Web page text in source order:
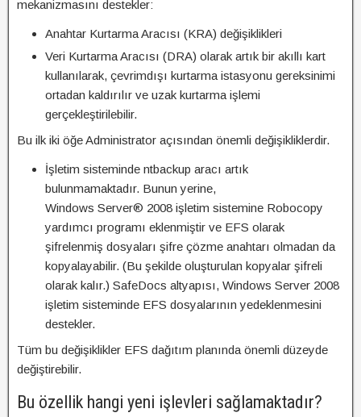
mekanizmasını destekler:
Anahtar Kurtarma Aracısı (KRA) değişiklikleri
Veri Kurtarma Aracısı (DRA) olarak artık bir akıllı kart
kullanılarak, çevrimdışı kurtarma istasyonu gereksinimi
ortadan kaldırılır ve uzak kurtarma işlemi
gerçekleştirilebilir.
Bu ilk iki öğe Administrator açısından önemli değişikliklerdir.
İşletim sisteminde ntbackup aracı artık
bulunmamaktadır. Bunun yerine,
Windows Server® 2008 işletim sistemine Robocopy
yardımcı programı eklenmiştir ve EFS olarak
şifrelenmiş dosyaları şifre çözme anahtarı olmadan da
kopyalayabilir. (Bu şekilde oluşturulan kopyalar şifreli
olarak kalır.) SafeDocs altyapısı, Windows Server 2008
işletim sisteminde EFS dosyalarının yedeklenmesini
destekler.
Tüm bu değişiklikler EFS dağıtım planında önemli düzeyde
değiştirebilir.
Bu özellik hangi yeni işlevleri sağlamaktadır?